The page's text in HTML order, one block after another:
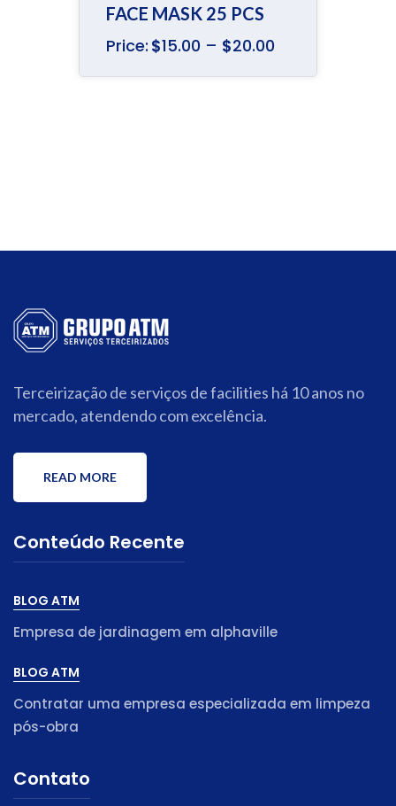
FACE MASK 25 PCS
Price: $15.00 – $20.00
Terceirização de serviços de facilities há 10 anos no
mercado, atendendo com excelência.
READ MORE
Conteúdo Recente
BLOG ATM
Empresa de jardinagem em alphaville
BLOG ATM
Contratar uma empresa especializada em limpeza
pós-obra
Contato